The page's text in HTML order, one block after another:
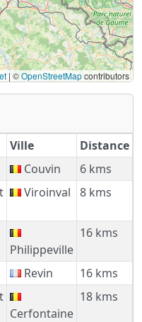
| ©OpenStreetMapcontributors
Ville
Distance
Couvin
6 kms
Viroinval 8 kms
Philippeville
16 kms
Revin
16 kms
Cerfontaine
18 kms